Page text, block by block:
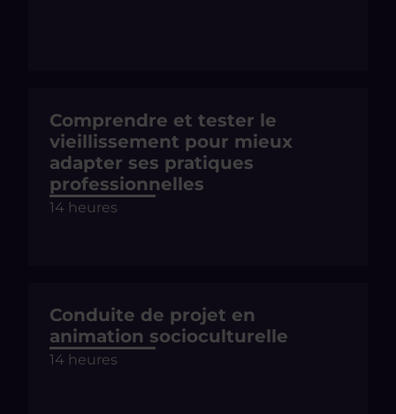
Comprendre et tester le
vieillissement pour mieux
adapter ses pratiques
professionnelles
14 heures
Conduite de projet en
animation socioculturelle
14 heures